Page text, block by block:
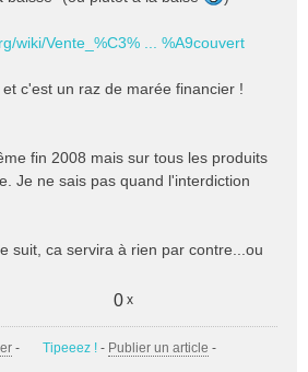
wiki/Vente_%C3% ... %A9couvert
c'est un raz de marée financier !
fin 2008 mais sur tous les produits
Je ne sais pas quand l'interdiction
suit, ca servira à rien par contre...ou
0 x
- Tipeeez ! - Publier un article -